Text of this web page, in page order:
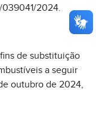
2024.
de substituição
a seguir
outubro de 2024,